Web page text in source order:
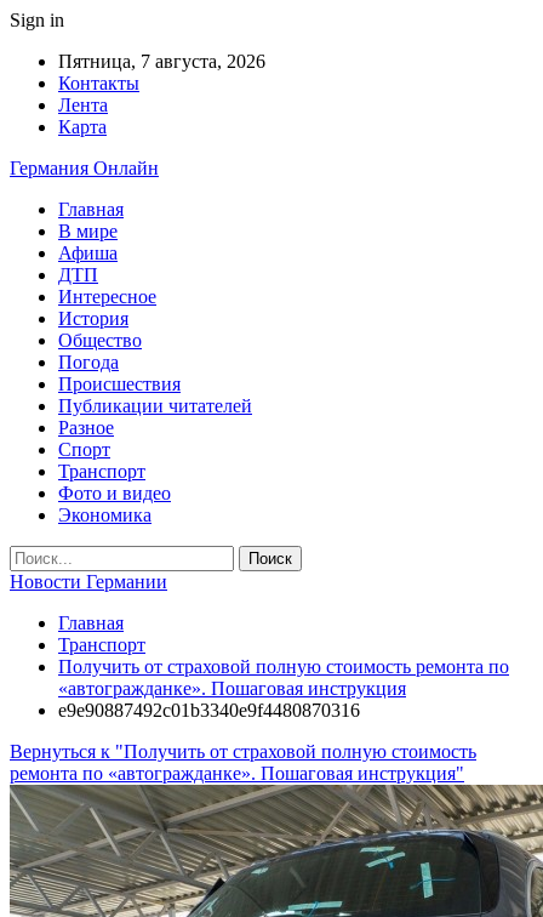
Sign in
Пятница, 7 августа, 2026
Контакты
Лента
Карта
Германия Онлайн
Главная
В мире
Афиша
ДТП
Интересное
История
Общество
Погода
Происшествия
Публикации читателей
Разное
Спорт
Транспорт
Фото и видео
Экономика
Новости Германии
Главная
Транспорт
Получить от страховой полную стоимость ремонта по
«автогражданке». Пошаговая инструкция
e9e90887492c01b3340e9f4480870316
Вернуться к "Получить от страховой полную стоимость
ремонта по «автогражданке». Пошаговая инструкция"